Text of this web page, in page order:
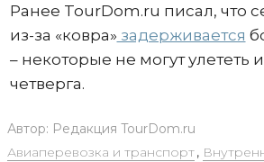
Ранее TourDom.ru писал, что
из-за «ковра» задерживается
– некоторые не могут улететь
четверга.
Автор: Редакция TourDom.ru
Авиаперевозка и транспорт,